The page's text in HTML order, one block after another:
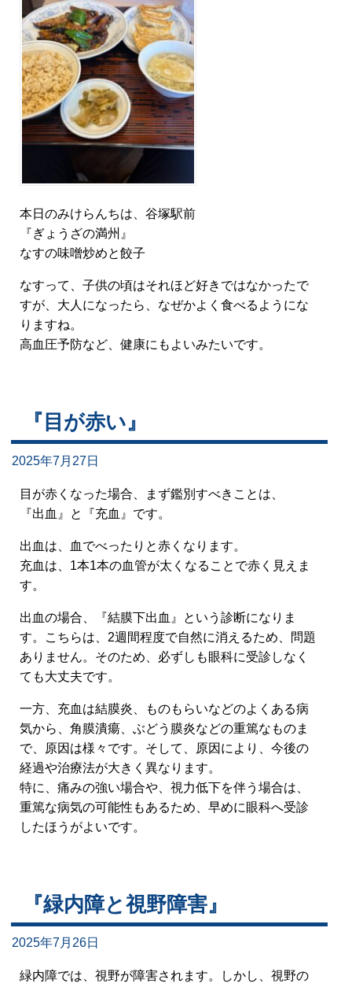
本日のみけらんちは、谷塚駅前
『ぎょうざの満州』
なすの味噌炒めと餃子
なすって、子供の頃はそれほど好きではなかったで
すが、大人になったら、なぜかよく食べるようにな
りますね。
高血圧予防など、健康にもよいみたいです。
『目が赤い』
2025年7月27日
目が赤くなった場合、まず鑑別すべきことは、
『出血』と『充血』です。
出血は、血でべったりと赤くなります。
充血は、1本1本の血管が太くなることで赤く見えま
す。
出血の場合、『結膜下出血』という診断になりま
す。こちらは、2週間程度で自然に消えるため、問題
ありません。そのため、必ずしも眼科に受診しなく
ても大丈夫です。
一方、充血は結膜炎、ものもらいなどのよくある病
気から、角膜潰瘍、ぶどう膜炎などの重篤なものま
で、原因は様々です。そして、原因により、今後の
経過や治療法が大きく異なります。
特に、痛みの強い場合や、視力低下を伴う場合は、
重篤な病気の可能性もあるため、早めに眼科へ受診
したほうがよいです。
『緑内障と視野障害』
2025年7月26日
緑内障では、視野が障害されます。しかし、視野の